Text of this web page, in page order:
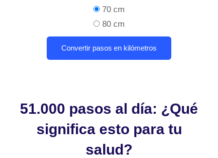
70 cm
80 cm
51.000 pasos al día: ¿Qué
significa esto para tu
salud?